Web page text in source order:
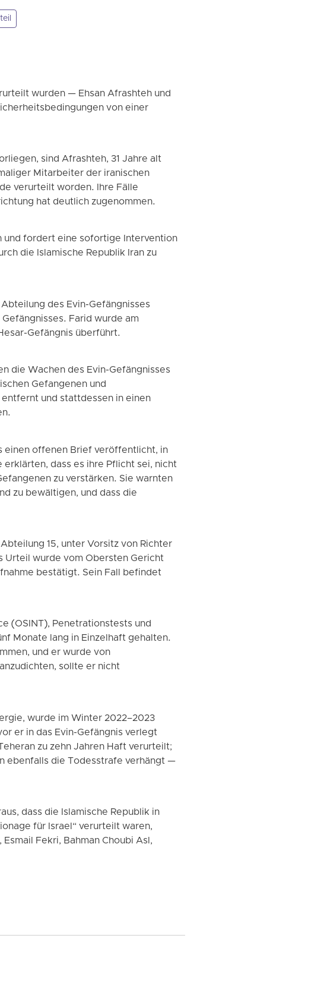
wurden — Ehsan Afrashteh und
von einer
sind Afrashteh, 31 Jahre alt
Mitarbeiter der iranischen
verurteilt worden. Ihre Fälle
hat deutlich zugenommen.
und fordert eine sofortige Intervention
die Islamische Republik Iran zu
des Evin-Gefängnisses
Farid wurde am
Gefängnis überführt.
die Wachen des Evin-Gefängnisses
Gefangenen und
und stattdessen in einen
einen offenen Brief veröffentlicht, in
dass es ihre Pflicht sei, nicht
zu verstärken. Sie warnten
zu bewältigen, und dass die
15, unter Vorsitz von Richter
Urteil wurde vom Obersten Gericht
bestätigt. Sein Fall befindet
(OSINT), Penetrationstests und
Monate lang in Einzelhaft gehalten.
und er wurde von
sollte er nicht
wurde im Winter 2022–2023
er in das Evin-Gefängnis verlegt
zu zehn Jahren Haft verurteilt;
ebenfalls die Todesstrafe verhängt —
dass die Islamische Republik in
für Israel“ verurteilt waren,
Fekri, Bahman Choubi Asl,